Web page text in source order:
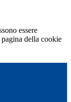
essere
della cookie